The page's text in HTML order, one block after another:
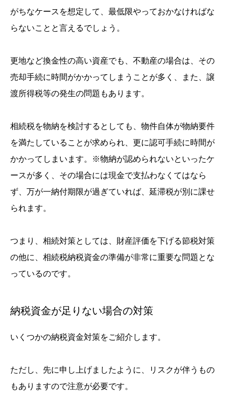
がちなケースを想定して、最低限やっておかなければな
らないことと言えるでしょう。
更地など換金性の高い資産でも、不動産の場合は、その
売却手続に時間がかかってしまうことが多く、また、譲
渡所得税等の発生の問題もあります。
相続税を物納を検討するとしても、物件自体が物納要件
を満たしていることが求められ、更に認可手続に時間が
かかってしまいます。※物納が認められないといったケ
ースが多く、その場合には現金で支払わなくてはなら
ず、万が一納付期限が過ぎていれば、延滞税が別に課せ
られます。
つまり、相続対策としては、財産評価を下げる節税対策
の他に、相続税納税資金の準備が非常に重要な問題とな
っているのです。
納税資金が足りない場合の対策
いくつかの納税資金対策をご紹介します。
ただし、先に申し上げましたように、リスクが伴うもの
もありますので注意が必要です。